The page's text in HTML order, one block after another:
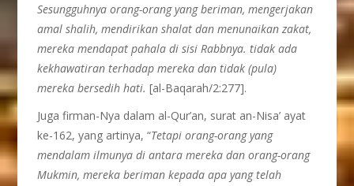
Sesungguhnya orang-orang yang beriman, mengerjakan
amal shalih, mendirikan shalat dan menunaikan zakat,
mereka mendapat pahala di sisi Rabbnya. tidak ada
kekhawatiran terhadap mereka dan tidak (pula)
mereka bersedih hati. [al-Baqarah/2:277].
Juga firman-Nya dalam al-Qur’an, surat an-Nisa’ ayat
ke-162, yang artinya, “Tetapi orang-orang yang
mendalam ilmunya di antara mereka dan orang-orang
Mukmin, mereka beriman kepada apa yang telah